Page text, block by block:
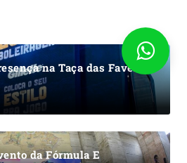
na Taça das Favelas
da Fórmula E